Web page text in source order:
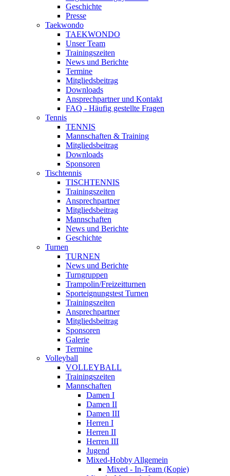
Geschichte
Presse
Taekwondo
TAEKWONDO
Unser Team
Trainingszeiten
News und Berichte
Termine
Mitgliedsbeitrag
Downloads
Ansprechpartner und Kontakt
FAQ - Häufig gestellte Fragen
Tennis
TENNIS
Mannschaften & Training
Mitgliedsbeitrag
Downloads
Sponsoren
Tischtennis
TISCHTENNIS
Trainingszeiten
Ansprechpartner
Mitgliedsbeitrag
Mannschaften
News und Berichte
Geschichte
Turnen
TURNEN
News und Berichte
Turngruppen
Trampolin/Freizeitturnen
Sporteignungstest Turnen
Trainingszeiten
Ansprechpartner
Mitgliedsbeitrag
Sponsoren
Galerie
Termine
Volleyball
VOLLEYBALL
Trainingszeiten
Mannschaften
Damen I
Damen II
Damen III
Herren I
Herren II
Herren III
Jugend
Mixed-Hobby Allgemein
Mixed - In-Team (Kopie)